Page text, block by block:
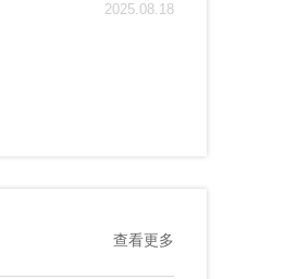
2025.08.18
查看更多